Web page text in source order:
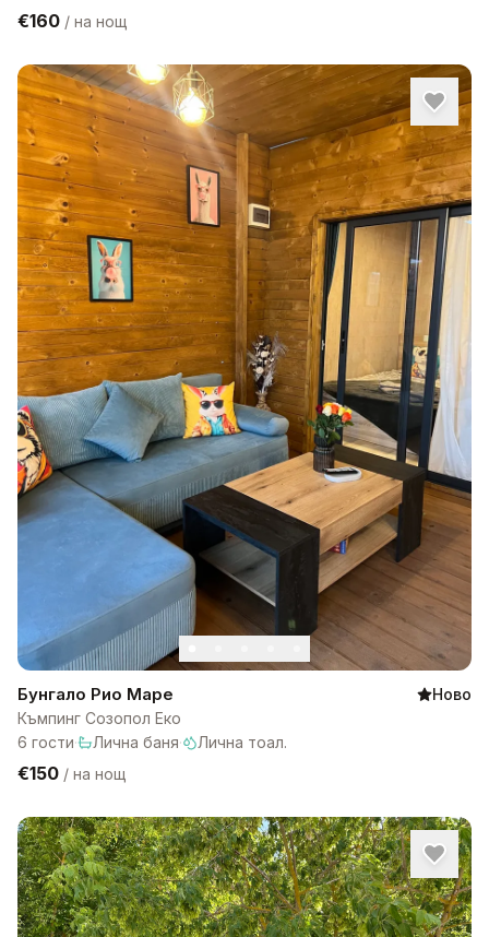
€160 / на нощ
Бунгало Рио Маре
Ново
Къмпинг Созопол Еко
6 гости· Лична баня· Лична тоал.
€150 / на нощ